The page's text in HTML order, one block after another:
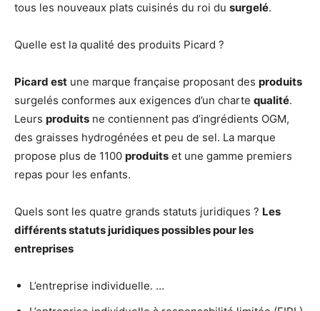
tous les nouveaux plats cuisinés du roi du surgelé.
Quelle est la qualité des produits Picard ?
Picard est une marque française proposant des produits
surgelés conformes aux exigences d’un charte qualité.
Leurs produits ne contiennent pas d’ingrédients OGM,
des graisses hydrogénées et peu de sel. La marque
propose plus de 1100 produits et une gamme premiers
repas pour les enfants.
Quels sont les quatre grands statuts juridiques ? Les
différentsstatuts juridiquespossibles pour les
entreprises
L’entreprise individuelle. …